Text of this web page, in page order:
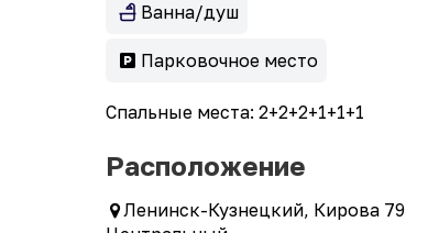
Ванна/душ
Парковочное место
Спальные места: 2+2+2+1+1+1
Расположение
Ленинск-Кузнецкий, Кирова 79